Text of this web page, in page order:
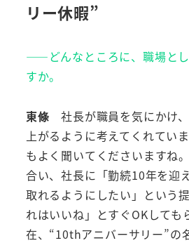
リー休暇”
――どんなところに、職場と
すか。
東條 社長が職員を気にかけ
上がるように考えてくれてい
もよく聞いてくださいますね
合い、社長に「勤続10年を迎
取れるようにしたい」という
れはいいね」とすぐOKしても
在、“10thアニバーサリー”の